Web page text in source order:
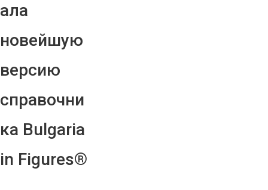
ала
новейшую
версию
справочни
ка Bulgaria
in Figures®